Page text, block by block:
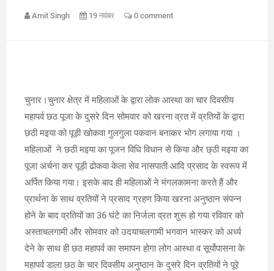
Amit Singh 19 नवंबर 0 comment
चुनार।चुनार क्षेत्र में महिलाओं के द्वारा लोक आस्था का चार दिवसीय
महापर्व छठ पूजा के दुसरे दिन सोमवार को खरना व्रत में व्रतियों के द्वारा
छठी मइया को पूड़ी खोकवा गुलगुला पकवान बनाकर भोग लगाया गया ।
महिलाओं ने छठी मइया का पूजन विधि विधान से किया और छ्ठी मइया का
पूजा अर्चना कर पूड़ी ढोकवा केला सेव नासपाती आदि प्रसाद के स्वरूप में
अर्पित किया गया। इसके बाद ही महिलाओं ने मंगलकामना करते हैं और
प्रार्थना के साथ व्रतियों ने प्रसाद ग्रहण किया खरना अनुष्ठान संपन्न
होने के बाद व्रतियों का 36 घंटे का निर्जला व्रत शुरू हो गया रविवार को
अस्ताचलगामी और सोमवार को उदयाचलगामी भगवान भास्कर को अर्ध्य
देने के साथ ही छठ महापर्व का समापन होगा लोग आस्था व सूर्योपासना के
महापर्व डाला छठ के चार दिवसीय अनुष्ठान के दुसरे दिन व्रतियों ने पूरे